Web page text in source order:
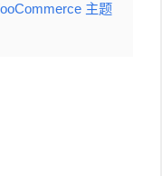
主题